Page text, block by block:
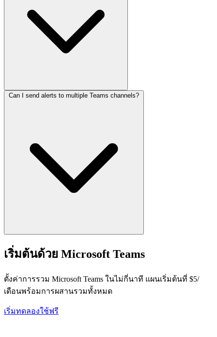
Can I send alerts to multiple Teams channels?
เริ่มต้นด้วย Microsoft Teams
ตั้งค่าการรวม Microsoft Teams ในไม่กี่นาที แผนเริ่มต้นที่ $5/
เดือนพร้อมการผสานรวมทั้งหมด
เริ่มทดลองใช้ฟรี